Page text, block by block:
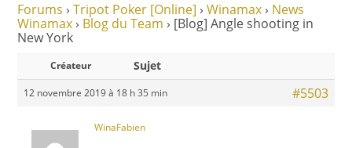
Forums › Tripot Poker [Online] › Winamax › News
Winamax › Blog du Team › [Blog] Angle shooting in
New York
Créateur Sujet
12 novembre 2019 à 18 h 35 min #5503
WinaFabien